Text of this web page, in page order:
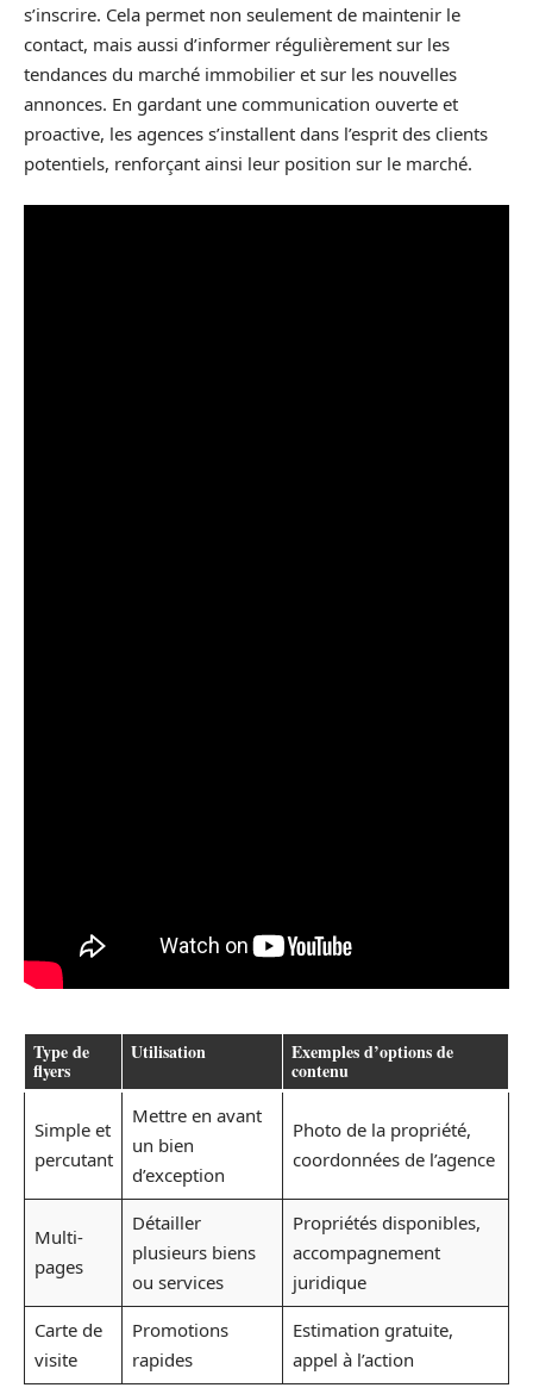
s’inscrire. Cela permet non seulement de maintenir le
contact, mais aussi d’informer régulièrement sur les
tendances du marché immobilier et sur les nouvelles
annonces. En gardant une communication ouverte et
proactive, les agences s’installent dans l’esprit des clients
potentiels, renforçant ainsi leur position sur le marché.
Type de
flyers
Utilisation Exemples d’options de
contenu
Simple et
percutant
Mettre en avant
un bien
d’exception
Photo de la propriété,
coordonnées de l’agence
Multi-
pages
Détailler
plusieurs biens
ou services
Propriétés disponibles,
accompagnement
juridique
Carte de
visite
Promotions
rapides
Estimation gratuite,
appel à l’action